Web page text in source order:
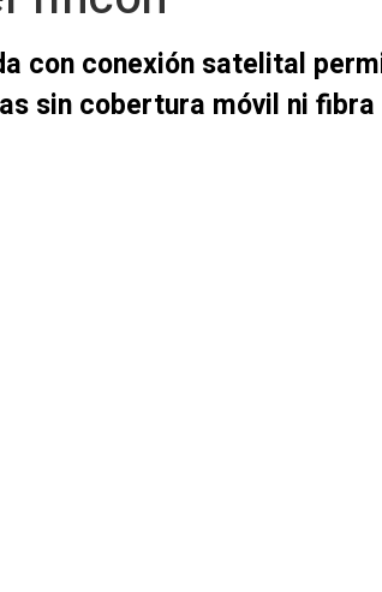
con conexión satelital
sin cobertura móvil ni fibra